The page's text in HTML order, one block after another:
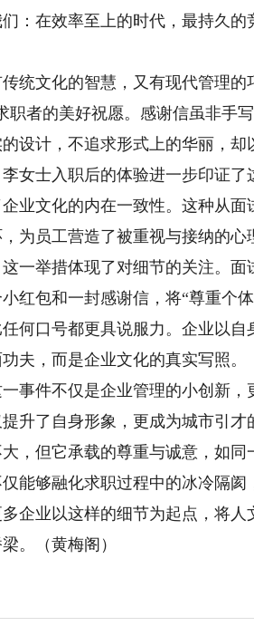
：在效率至上的时代，最持久
文化的智慧，又有现代管理的
职者的美好祝愿。感谢信虽非手
设计，不追求形式上的华丽，
女士入职后的体验进一步印证
业文化的内在一致性。这种从
为员工营造了被重视与接纳的心
举措体现了对细节的关注。面
红包和一封感谢信，将“尊重个
何口号都更具说服力。企业以
夫，而是企业文化的真实写照。
件不仅是企业管理的小创新，
升了自身形象，更成为城市引才
但它承载的尊重与诚意，如同
能够融化求职过程中的冰冷隔
企业以这样的细节为起点，将
。（黄梅阁）